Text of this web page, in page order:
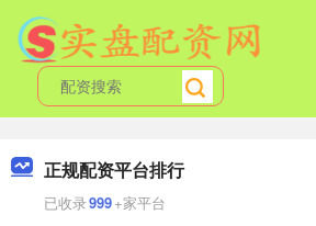
正规配资平台排行
已收录999+家平台